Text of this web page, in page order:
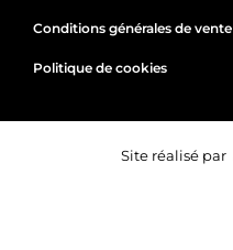
Conditions générales de vente
Politique de cookies
Site réalisé par